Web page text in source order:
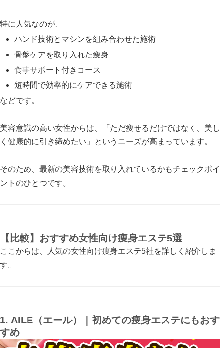
特に人気なのが、
ハンド技術とマシンを組み合わせた施術
骨盤ケアを取り入れた痩身
食事サポート付きコース
短時間で効率的にケアできる施術
などです。
美容意識の高い女性からは、「ただ痩せるだけではなく、美し
く健康的に引き締めたい」というニーズが高まっています。
そのため、最新の美容技術を取り入れているかもチェックポイ
ントのひとつです。
【比較】おすすめ女性向け痩身エステ5選
ここからは、人気の女性向け痩身エステ5社を詳しく紹介しま
す。
1. AILE（エール）｜初めての痩身エステにもおす
すめ